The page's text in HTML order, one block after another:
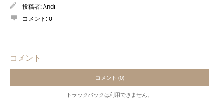
投稿者:Andi
コメント:0
コメント
コメント (0)
トラックバックは利用できません。